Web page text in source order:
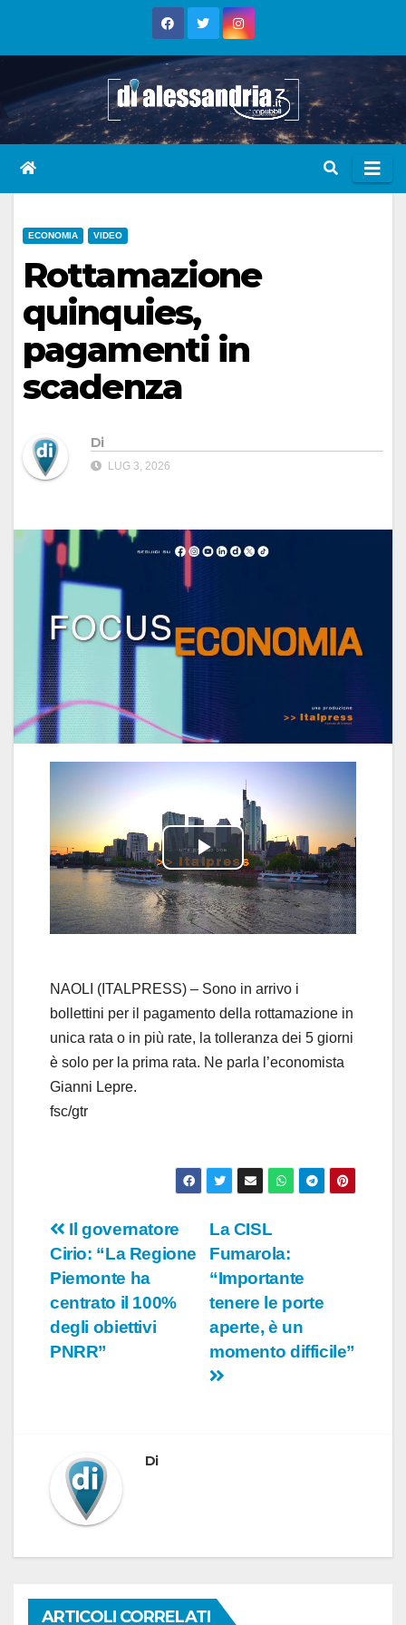
ECONOMIA VIDEO
Rottamazione
quinquies,
pagamenti in
scadenza
Di
LUG 3, 2026
P
l
y
V
i
o
NAOLI (ITALPRESS) – Sono in arrivo i
bollettini per il pagamento della rottamazione in
unica rata o in più rate, la tolleranza dei 5 giorni
è solo per la prima rata. Ne parla l’economista
Gianni Lepre.
fsc/gtr
Navigazione
articoli
La CISL
Fumarola:
“Importante
tenere le porte
aperte, è un
momento difficile”
Il governatore
Cirio: “La Regione
Piemonte ha
centrato il 100%
degli obiettivi
PNRR”
Di
ARTICOLI CORRELATI